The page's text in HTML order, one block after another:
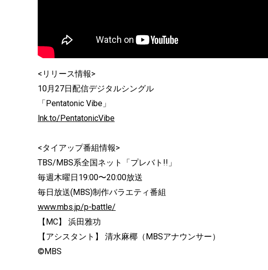
<リリース情報>
10月27日配信デジタルシングル
「Pentatonic Vibe」
lnk.to/PentatonicVibe
<タイアップ番組情報>
TBS/MBS系全国ネット「プレバト!!」
毎週木曜日19:00〜20:00放送
毎日放送(MBS)制作バラエティ番組
www.mbs.jp/p-battle/
【MC】 浜田雅功
【アシスタント】 清水麻椰（MBSアナウンサー）
©MBS